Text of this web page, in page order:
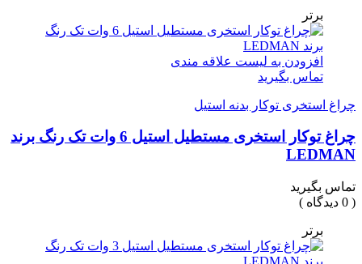
برتر
افزودن به لیست علاقه مندی
تماس بگیرید
چراغ استخری توکار بدنه استیل
چراغ توکار استخری مستطیل استیل 6 وات تک رنگ برند
LEDMAN
تماس بگیرید
( 0 دیدگاه )
برتر